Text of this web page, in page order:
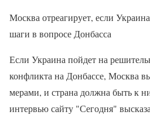
Москва отреагирует, если
шаги в вопросе Донбасса
Если Украина пойдет на
конфликта на Донбассе, Москва
мерами, и страна должна быть к
интервью сайту "Сегодня"